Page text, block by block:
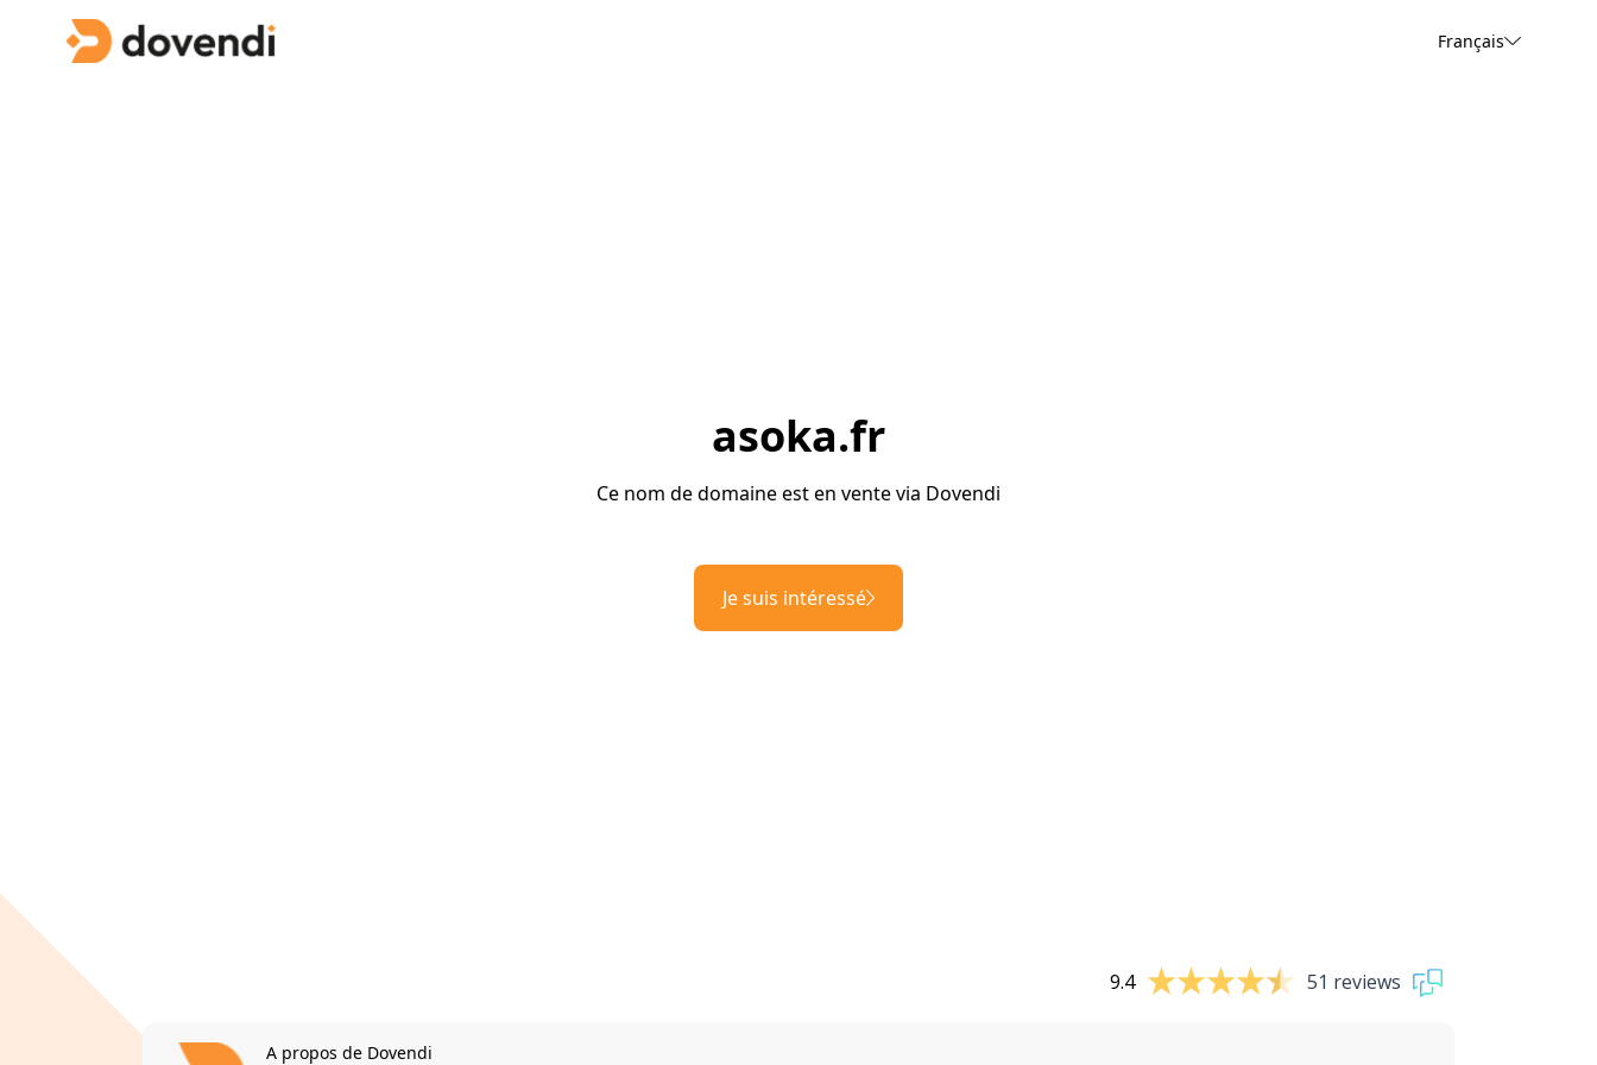
Français
asoka.fr
Ce nom de domaine est en vente via Dovendi
Je suis intéressé
9.4 51 reviews
A propos de Dovendi